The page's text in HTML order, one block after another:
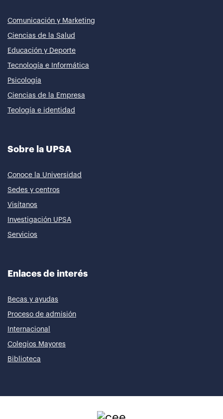
Comunicación y Marketing
Ciencias de la Salud
Educación y Deporte
Tecnología e Informática
Psicología
Ciencias de la Empresa
Teología e identidad
Sobre la UPSA
Conoce la Universidad
Sedes y centros
Visítanos
Investigación UPSA
Servicios
Enlaces de interés
Becas y ayudas
Proceso de admisión
Internacional
Colegios Mayores
Biblioteca